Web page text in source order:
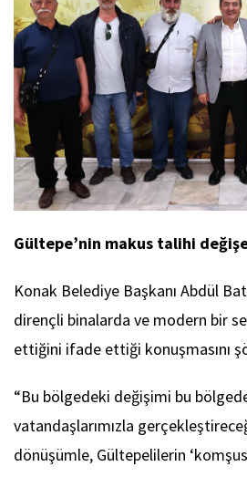
Gültepe’nin makus talihi
Konak Belediye Başkanı Abdül
dirençli binalarda ve modern bir
ettiğini ifade ettiği konuşmasını
“Bu bölgedeki değişimi bu
vatandaşlarımızla
dönüşümle, Gültepelilerin